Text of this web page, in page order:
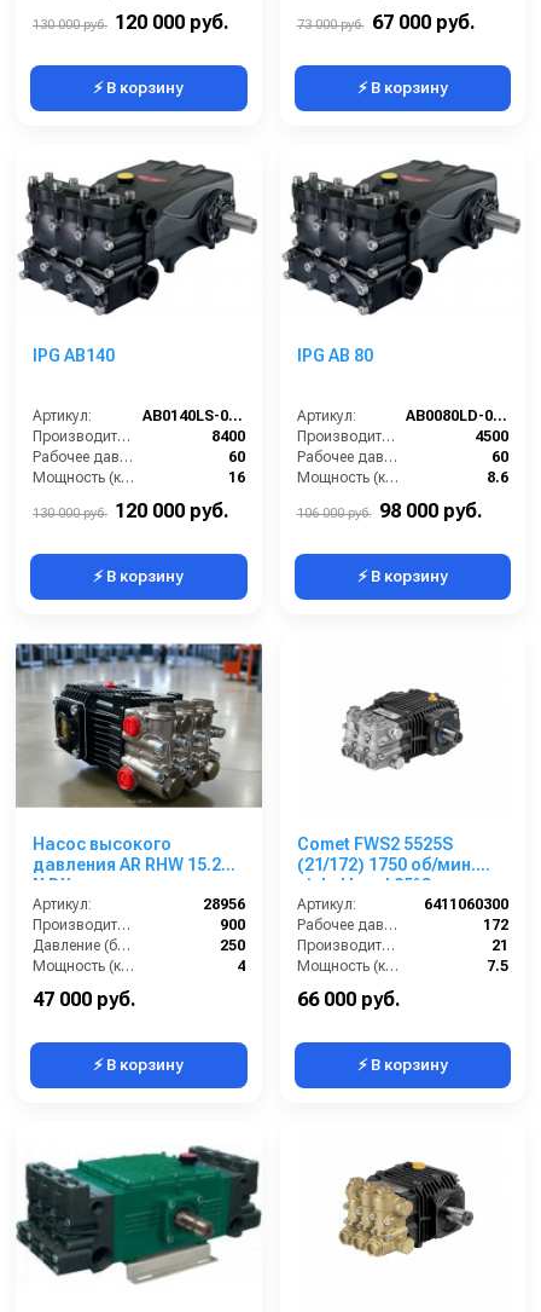
550
130 000 руб. 120 000 руб.
⚡ В корзину
73 000 руб. 67 000 руб.
⚡ В корзину
IPG AB140
Артикул:
AB0140LS-000
Производительность (л/ч):
8400
Рабочее давление (бар):
60
Мощность (кВт):
16
650
130 000 руб. 120 000 руб.
⚡ В корзину
IPG AB 80
Артикул:
AB0080LD-000
Производительность (л/ч):
4500
Рабочее давление (бар):
60
Мощность (кВт):
8.6
106 000 руб. 98 000 руб.
⚡ В корзину
Насос высокого
давления AR RHW 15.25H
N DX
Артикул:
28956
Производительность (л/ч):
900
Давление (бар):
250
Мощность (кВт):
4
Габариты (ДхШхВ):
47 000 руб.
⚡ В корзину
Comet FWS2 5525S
(21/172) 1750 об/мин.
nickel head 85°C вал
24мм
Артикул:
6411060300
Рабочее давление (бар):
172
Производительность (л/мин):
21
Мощность (кВт):
7.5
Обороты двигателя (об/мин):
66 000 руб.
⚡ В корзину